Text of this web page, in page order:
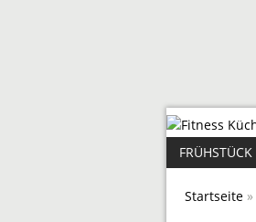
FRÜHSTÜCK
Startseite »